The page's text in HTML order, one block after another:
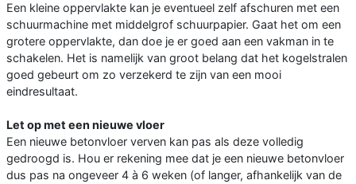
Een kleine oppervlakte kan je eventueel zelf afschuren met een
schuurmachine met middelgrof schuurpapier. Gaat het om een
grotere oppervlakte, dan doe je er goed aan een vakman in te
schakelen. Het is namelijk van groot belang dat het kogelstralen
goed gebeurt om zo verzekerd te zijn van een mooi
eindresultaat.
Let op met een nieuwe vloer
Een nieuwe betonvloer verven kan pas als deze volledig
gedroogd is. Hou er rekening mee dat je een nieuwe betonvloer
dus pas na ongeveer 4 à 6 weken (of langer, afhankelijk van de